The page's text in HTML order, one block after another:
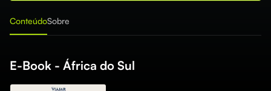
ConteúdoSobre
E-Book - África do Sul